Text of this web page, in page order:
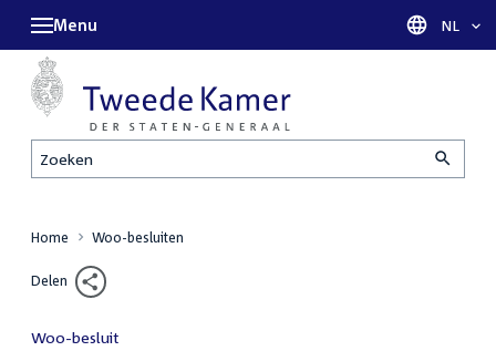
Zoeken
Menu Taal
NL
Home Woo-besluiten
Delen
Woo-besluit